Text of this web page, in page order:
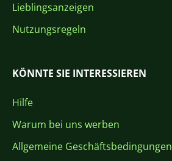
Lieblingsanzeigen
Nutzungsregeln
KÖNNTE SIE INTERESSIEREN
Hilfe
Warum bei uns werben
Allgemeine Geschäftsbedingungen